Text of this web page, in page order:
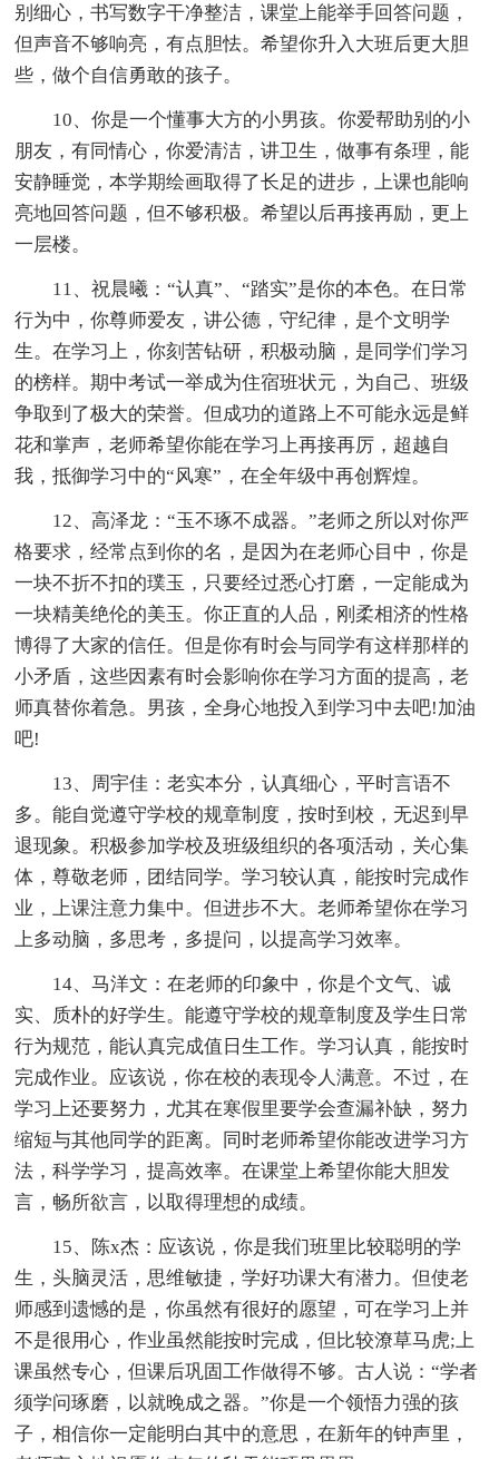
别细心，书写数字干净整洁，课堂上能举手回答问题，
但声音不够响亮，有点胆怯。希望你升入大班后更大胆
些，做个自信勇敢的孩子。
10、你是一个懂事大方的小男孩。你爱帮助别的小
朋友，有同情心，你爱清洁，讲卫生，做事有条理，能
安静睡觉，本学期绘画取得了长足的进步，上课也能响
亮地回答问题，但不够积极。希望以后再接再励，更上
一层楼。
11、祝晨曦：“认真”、“踏实”是你的本色。在日常
行为中，你尊师爱友，讲公德，守纪律，是个文明学
生。在学习上，你刻苦钻研，积极动脑，是同学们学习
的榜样。期中考试一举成为住宿班状元，为自己、班级
争取到了极大的荣誉。但成功的道路上不可能永远是鲜
花和掌声，老师希望你能在学习上再接再厉，超越自
我，抵御学习中的“风寒”，在全年级中再创辉煌。
12、高泽龙：“玉不琢不成器。”老师之所以对你严
格要求，经常点到你的名，是因为在老师心目中，你是
一块不折不扣的璞玉，只要经过悉心打磨，一定能成为
一块精美绝伦的美玉。你正直的人品，刚柔相济的性格
博得了大家的信任。但是你有时会与同学有这样那样的
小矛盾，这些因素有时会影响你在学习方面的提高，老
师真替你着急。男孩，全身心地投入到学习中去吧!加油
吧!
13、周宇佳：老实本分，认真细心，平时言语不
多。能自觉遵守学校的规章制度，按时到校，无迟到早
退现象。积极参加学校及班级组织的各项活动，关心集
体，尊敬老师，团结同学。学习较认真，能按时完成作
业，上课注意力集中。但进步不大。老师希望你在学习
上多动脑，多思考，多提问，以提高学习效率。
14、马洋文：在老师的印象中，你是个文气、诚
实、质朴的好学生。能遵守学校的规章制度及学生日常
行为规范，能认真完成值日生工作。学习认真，能按时
完成作业。应该说，你在校的表现令人满意。不过，在
学习上还要努力，尤其在寒假里要学会查漏补缺，努力
缩短与其他同学的距离。同时老师希望你能改进学习方
法，科学学习，提高效率。在课堂上希望你能大胆发
言，畅所欲言，以取得理想的成绩。
15、陈x杰：应该说，你是我们班里比较聪明的学
生，头脑灵活，思维敏捷，学好功课大有潜力。但使老
师感到遗憾的是，你虽然有很好的愿望，可在学习上并
不是很用心，作业虽然能按时完成，但比较潦草马虎;上
课虽然专心，但课后巩固工作做得不够。古人说：“学者
须学问琢磨，以就晚成之器。”你是一个领悟力强的孩
子，相信你一定能明白其中的意思，在新年的钟声里，